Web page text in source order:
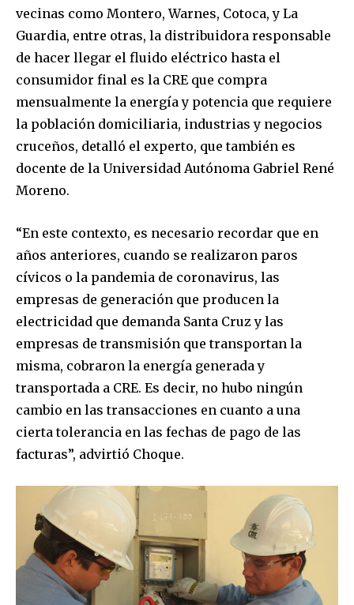
Join our community of
SUBSCRIBERS and be part of the
conversation.
To subscribe, simply enter your email address on our website
or click the subscribe button below. Don't worry, we respect
your privacy and won't spam your inbox. Your information is
safe with us.
SUBSCRIBE
I've read and accept thePrivacy Policy.
vecinas como Montero, Warnes, Cotoca, y La
Guardia, entre otras, la distribuidora responsable
de hacer llegar el fluido eléctrico hasta el
consumidor final es la CRE que compra
mensualmente la energía y potencia que requiere
la población domiciliaria, industrias y negocios
cruceños, detalló el experto, que también es
docente de la Universidad Autónoma Gabriel René
Moreno.
“En este contexto, es necesario recordar que en
años anteriores, cuando se realizaron paros
cívicos o la pandemia de coronavirus, las
empresas de generación que producen la
electricidad que demanda Santa Cruz y las
empresas de transmisión que transportan la
misma, cobraron la energía generada y
transportada a CRE. Es decir, no hubo ningún
cambio en las transacciones en cuanto a una
cierta tolerancia en las fechas de pago de las
facturas”, advirtió Choque.